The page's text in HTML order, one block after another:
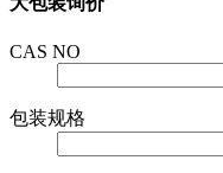
大包装询价
CAS NO
包装规格